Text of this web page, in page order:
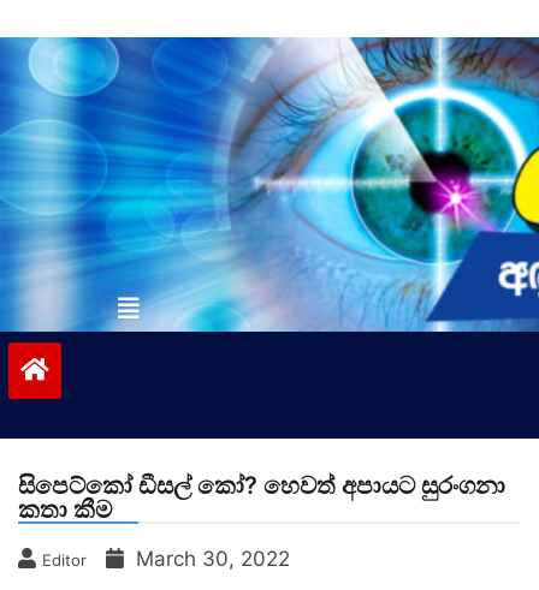
to
contentvinivida.lk
සිපෙට්කෝ ඩීසල් කෝ? හෙවත් අපායට සුරංගනා
කතා කීම
Editor March 30, 2022